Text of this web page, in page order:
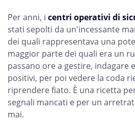
Per anni, i centri operativi di
stati sepolti da un'incessante
dei quali rappresentava una
maggior parte dei quali era un
passano ore a gestire, indagare
positivi, per poi vedere la coda
riprendere fiato. È una ricetta
segnali mancati e per un
mai.